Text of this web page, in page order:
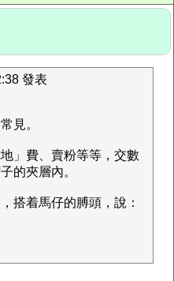
發表
見。
」費、賣粉等等，交數
的夾層內。
搭着馬仔的膊頭，說：